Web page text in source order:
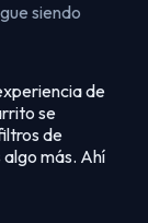
siendo
de
se
de
más. Ahí